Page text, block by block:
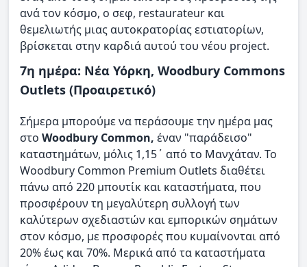
ανά τον κόσμο, o σεφ, restaurateur και
θεμελιωτής μιας αυτοκρατορίας εστιατορίων,
βρίσκεται στην καρδιά αυτού του νέου project.
7η ημέρα: Νέα Υόρκη, Woodbury Commons
Outlets (Προαιρετικό)
Σήμερα μπορούμε να περάσουμε την ημέρα μας
στο Woodbury Common, έναν "παράδεισο"
καταστημάτων, μόλις 1,15΄ από το Μανχάταν. Το
Woodbury Common Premium Outlets διαθέτει
πάνω από 220 μπουτίκ και καταστήματα, που
προσφέρουν τη μεγαλύτερη συλλογή των
καλύτερων σχεδιαστών και εμπορικών σημάτων
στον κόσμο, µε προσφορές που κυμαίνονται από
20% έως και 70%. Μερικά από τα καταστήματα